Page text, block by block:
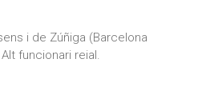
i de Zúñiga (Barcelona
funcionari reial.